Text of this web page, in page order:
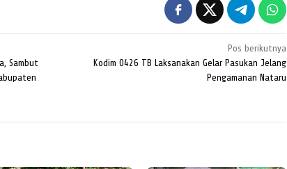
Sambut
Pos berikutnya
Kodim 0426 TB Laksanakan Gelar Pasukan Jelang
Pengamanan Nataru